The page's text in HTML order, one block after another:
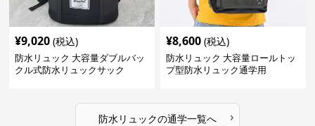
¥9,020 (税込)
防水リュック 大容量ダブルバッ
クル式防水リュックサック
¥8,600 (税込)
防水リュック 大容量ロールトッ
プ型防水リュック通学用
防水リュックの通学一覧へ ›